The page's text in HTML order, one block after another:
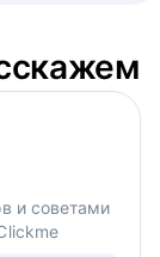
и советами